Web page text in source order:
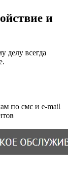
и
делу всегда
по смс и e-mail